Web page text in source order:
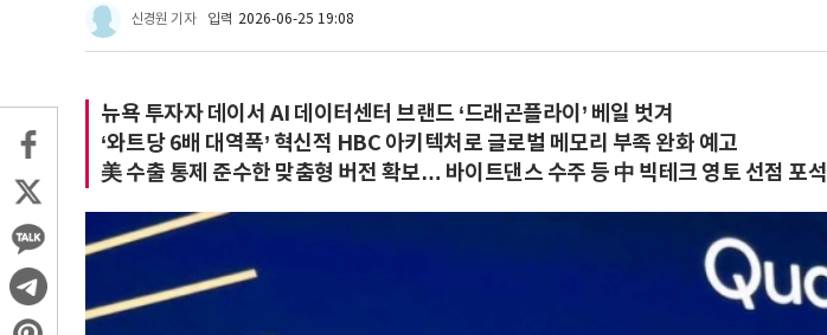
신경원 기자 입력 2026-06-25 19:08
뉴욕 투자자 데이서 AI 데이터센터 브랜드 ‘드래곤플라이’ 베일 벗겨
‘와트당 6배 대역폭’ 혁신적 HBC 아키텍처로 글로벌 메모리 부족 완화 예고
美 수출 통제 준수한 맞춤형 버전 확보… 바이트댄스 수주 등 中 빅테크 영토 선점 포석